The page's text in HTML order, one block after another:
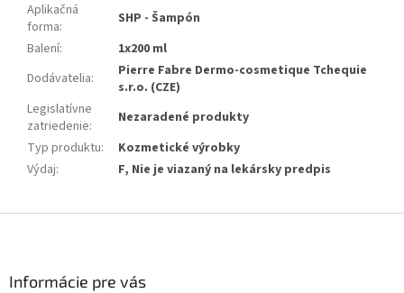
Aplikačná
forma:
SHP - Šampón
Balení:
1x200 ml
Dodávatelia:
Pierre Fabre Dermo-cosmetique Tchequie
s.r.o. (CZE)
Legislatívne
zatriedenie:
Nezaradené produkty
Typ produktu:
Kozmetické výrobky
Výdaj: F, Nie je viazaný na lekársky predpis
Informácie pre vás